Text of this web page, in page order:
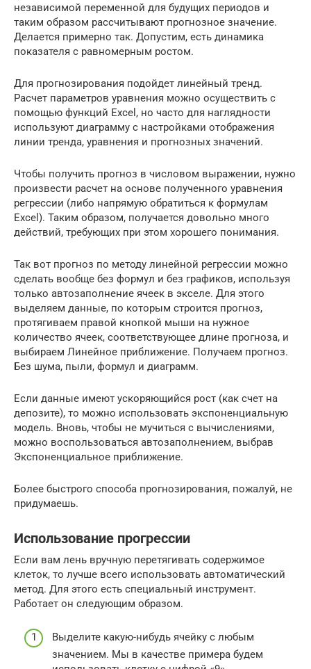
независимой переменной для будущих периодов и
таким образом рассчитывают прогнозное значение.
Делается примерно так. Допустим, есть динамика
показателя с равномерным ростом.
Для прогнозирования подойдет линейный тренд.
Расчет параметров уравнения можно осуществить с
помощью функций Excel, но часто для наглядности
используют диаграмму с настройками отображения
линии тренда, уравнения и прогнозных значений.
Чтобы получить прогноз в числовом выражении, нужно
произвести расчет на основе полученного уравнения
регрессии (либо напрямую обратиться к формулам
Excel). Таким образом, получается довольно много
действий, требующих при этом хорошего понимания.
Так вот прогноз по методу линейной регрессии можно
сделать вообще без формул и без графиков, используя
только автозаполнение ячеек в экселе. Для этого
выделяем данные, по которым строится прогноз,
протягиваем правой кнопкой мыши на нужное
количество ячеек, соответствующее длине прогноза, и
выбираем Линейное приближение. Получаем прогноз.
Без шума, пыли, формул и диаграмм.
Если данные имеют ускоряющийся рост (как счет на
депозите), то можно использовать экспоненциальную
модель. Вновь, чтобы не мучиться с вычислениями,
можно воспользоваться автозаполнением, выбрав
Экспоненциальное приближение.
Более быстрого способа прогнозирования, пожалуй, не
придумаешь.
Использование прогрессии
Если вам лень вручную перетягивать содержимое
клеток, то лучше всего использовать автоматический
метод. Для этого есть специальный инструмент.
Работает он следующим образом.
Выделите какую-нибудь ячейку с любым
значением. Мы в качестве примера будем